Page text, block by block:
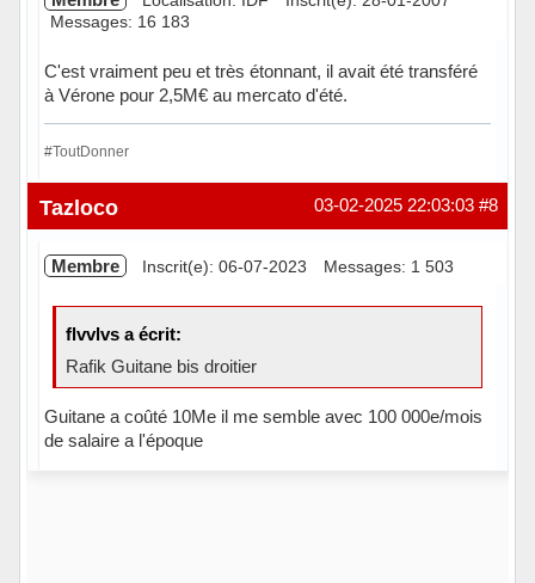
Messages: 16 183
C'est vraiment peu et très étonnant, il avait été transféré
à Vérone pour 2,5M€ au mercato d'été.
#ToutDonner
Hors ligne #8
03-02-2025 22:03:03
Tazloco
Membre Inscrit(e): 06-07-2023 Messages: 1 503
flvvlvs a écrit:
Rafik Guitane bis droitier
Guitane a coûté 10Me il me semble avec 100 000e/mois
de salaire a l'époque